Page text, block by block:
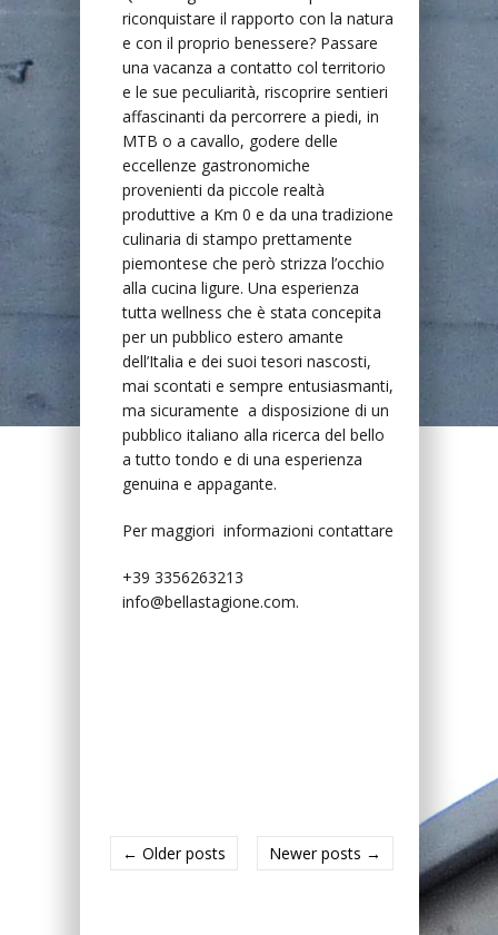
riconquistare il rapporto con la natura
e con il proprio benessere? Passare
una vacanza a contatto col territorio
e le sue peculiarità, riscoprire sentieri
affascinanti da percorrere a piedi, in
MTB o a cavallo, godere delle
eccellenze gastronomiche
provenienti da piccole realtà
produttive a Km 0 e da una tradizione
culinaria di stampo prettamente
piemontese che però strizza l’occhio
alla cucina ligure. Una esperienza
tutta wellness che è stata concepita
per un pubblico estero amante
dell’Italia e dei suoi tesori nascosti,
mai scontati e sempre entusiasmanti,
ma sicuramente a disposizione di un
pubblico italiano alla ricerca del bello
a tutto tondo e di una esperienza
genuina e appagante.
Per maggiori informazioni contattare
+39 3356263213
info@bellastagione.com.
← Older posts Newer posts →